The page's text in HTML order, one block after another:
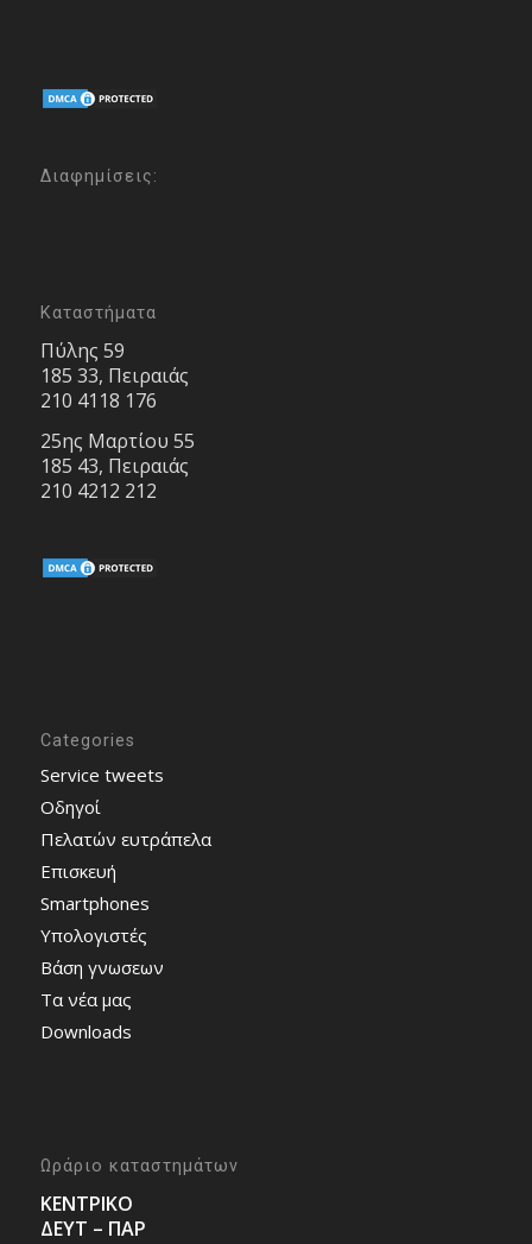
Διαφημίσεις:
Καταστήματα
Πύλης 59
185 33, Πειραιάς
210 4118 176
25ης Μαρτίου 55
185 43, Πειραιάς
210 4212 212
Categories
Service tweets
Οδηγοί
Πελατών ευτράπελα
Επισκευή
Smartphones
Υπολογιστές
Bάση γνωσεων
Τα νέα μας
Downloads
Ωράριο καταστημάτων
ΚΕΝΤΡΙΚΟ
ΔΕΥΤ – ΠΑΡ